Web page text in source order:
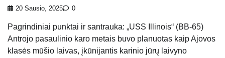
20 Sausio, 2025 0
Pagrindiniai punktai ir santrauka: „USS Illinois“ (BB-65)
Antrojo pasaulinio karo metais buvo planuotas kaip Ajovos
klasės mūšio laivas, įkūnijantis karinio jūrų laivyno